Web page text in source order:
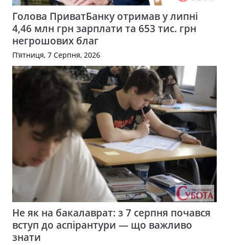
Голова ПриватБанку отримав у липні
4,46 млн грн зарплати та 653 тис. грн
негрошових благ
П’ятниця, 7 Серпня, 2026
Не як на бакалаврат: з 7 серпня почався
вступ до аспірантури — що важливо
знати